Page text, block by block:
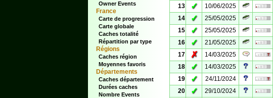
Owner Events
France
Carte de progression
Carte globale
Caches totalité
Répartition par type
Régions
Caches région
Moyennes favoris
Départements
Caches département
Durées caches
Nombre Events
13
✓ 10/06/2025
14
✓ 25/05/2025
15
✓ 25/05/2025
16
✓ 21/05/2025
17
✗ 14/03/2025
18
✓ 14/03/2025
19
✓ 24/11/2024
20
✓ 29/10/2024